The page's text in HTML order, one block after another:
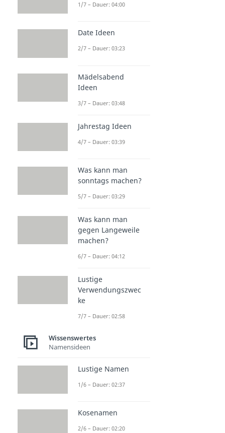
1/7 – Dauer: 04:00
Date Ideen
2/7 – Dauer: 03:23
Mädelsabend
Ideen
3/7 – Dauer: 03:48
Jahrestag Ideen
4/7 – Dauer: 03:39
Was kann man
sonntags machen?
5/7 – Dauer: 03:29
Was kann man
gegen Langeweile
machen?
6/7 – Dauer: 04:12
Lustige
Verwendungszwec
ke
7/7 – Dauer: 02:58
Wissenswertes
Namensideen
Lustige Namen
1/6 – Dauer: 02:37
Kosenamen
2/6 – Dauer: 02:20